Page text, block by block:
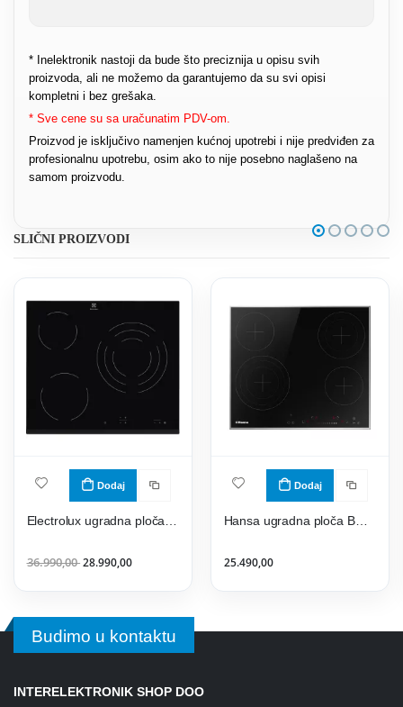
* Inelektronik nastoji da bude što preciznija u opisu svih
proizvoda, ali ne možemo da garantujemo da su svi opisi
kompletni i bez grešaka.
* Sve cene su sa uračunatim PDV-om.
Proizvod je isključivo namenjen kućnoj upotrebi i nije predviđen za
profesionalnu upotrebu, osim ako to nije posebno naglašeno na
samom proizvodu.
SLIČNI PROIZVODI
Dodaj
Electrolux ugradna ploča EHF6232FOK
36.990,0028.990,00
Dodaj
Hansa ugradna ploča BHCI96808
25.490,00
Budimo u kontaktu
INTERELEKTRONIK SHOP DOO